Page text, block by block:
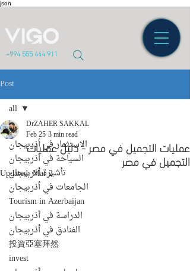
json
+994 555 444 911
Post
all
الاستثمار في أذربيجان
السياحة في أذربيجان
تأشيرة أذربيجان
الجامعات في أذربيجان
Tourism in Azerbaijan
الدراسة في أذربيجان
الفنادق في أذربيجان
投資亞塞拜然
invest
all
عمليات التجميل في مصر - دليل عمليات
التجميل في مصر
DrZAHER SAKKAL
Feb 253 min read
Updated:Mar 2